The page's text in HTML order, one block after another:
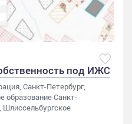
под ИЖС
Санкт-Петербург,
образование Санкт-
Шлиссельбургское